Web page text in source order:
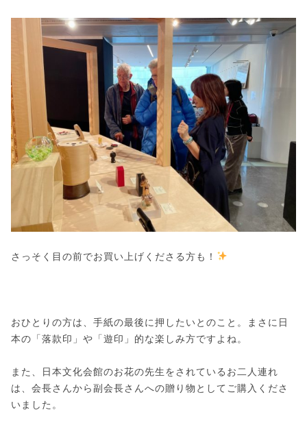
さっそく目の前でお買い上げくださる方も！
おひとりの方は、手紙の最後に押したいとのこと。まさに日
本の「落款印」や「遊印」的な楽しみ方ですよね。
また、日本文化会館のお花の先生をされているお二人連れ
は、会長さんから副会長さんへの贈り物としてご購入くださ
いました。